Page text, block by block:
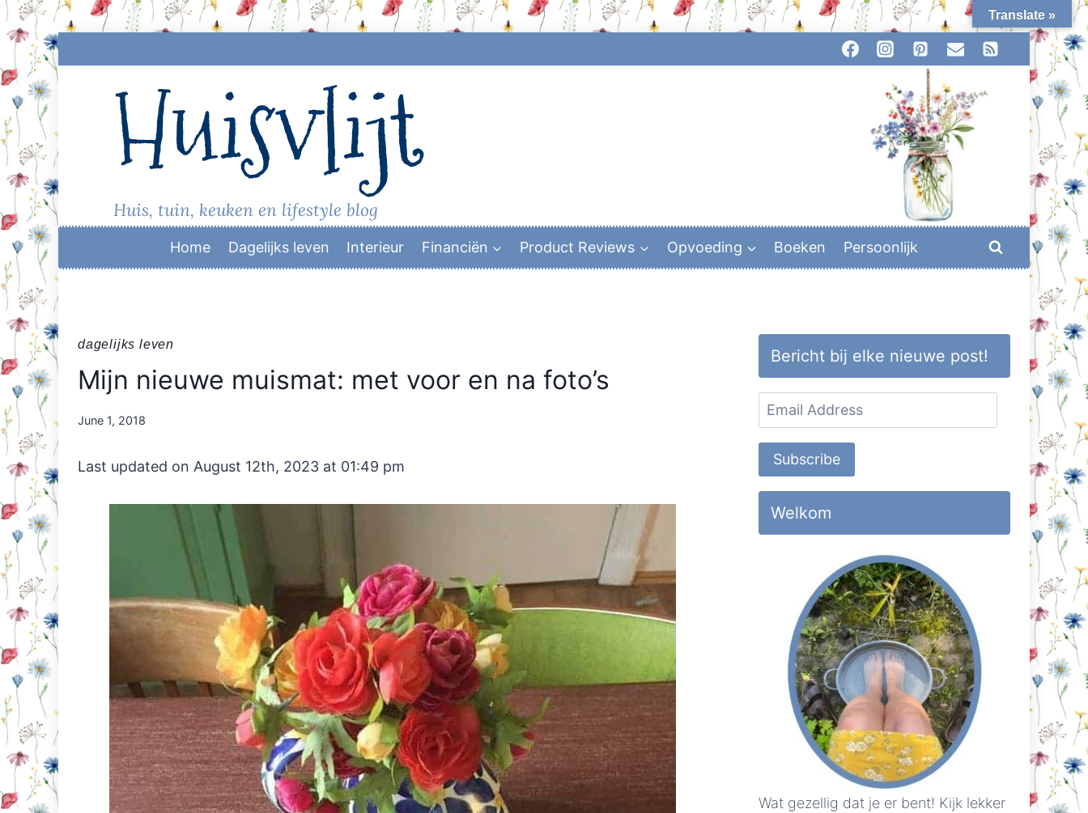
Skip
to
Huisvlijt
Huis, tuin, keuken en lifestyle blog
Home Dagelijks leven Interieur Financiën Product Reviews Opvoeding Boeken Persoonlijk
dagelijks leven
Mijn nieuwe muismat: met voor en na foto’s
By
June 1, 2018
Last updated on August 12th, 2023 at 01:49 pm
Bericht bij elke nieuwe post!
Email
Address
Subscribe
Welkom
Wat gezellig dat je er bent! Kijk lekker
Translate »